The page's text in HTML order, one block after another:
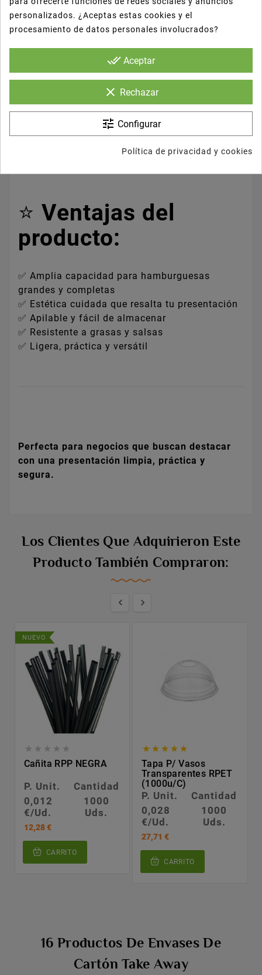
📦Ideal para delivery, take away o
Material reciclable y reutilizable (según
el modelo)
⭐ Ventajas del
producto:
✅ Amplia capacidad para hamburguesas
grandes y completas
✅ Estética cuidada que resalta tu presentación
✅ Apilable y fácil de almacenar
✅ Resistente a grasas y salsas
✅ Ligera, práctica y versátil
Perfecta para negocios que buscan destacar
con una presentación limpia, práctica y
segura.
Los Clientes Que Adquirieron Este
Producto También Compraron:
 
NUEVO
    
Cañita RPP NEGRA
P. Unit.
Cantidad
0,012
€/Ud.
1000
Uds.
12,28 €
CARRITO
    
Tapa P/ Vasos
Transparentes RPET
(1000u/c)
P. Unit.
Cantidad
0,028
€/Ud.
1000
Uds.
27,71 €
CARRITO
16 Productos De Envases De
Cartón Take Away
personalizados. ¿Aceptas estas cookies y el
procesamiento de datos personales involucrados?
done_all Aceptar
clear Rechazar
tune Configurar
Política de privacidad y cookies